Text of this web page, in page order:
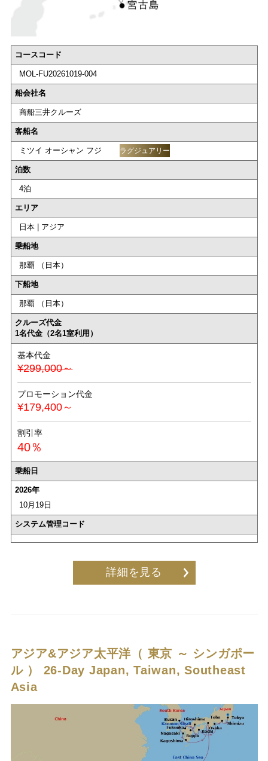
コースコード
MOL-FU20261019-004
船会社名
商船三井クルーズ
客船名
ミツイ オーシャン フジ ラグジュアリー
泊数
4泊
エリア
日本 | アジア
乗船地
那覇 （日本）
下船地
那覇 （日本）
クルーズ代金
1名代金（2名1室利用）
基本代金
¥299,000～
プロモーション代金
¥179,400～
割引率
40％
乗船日
2026年
10月19日
システム管理コード
詳細を見る
アジア&アジア太平洋（ 東京 ～ シンガポー
ル ） 26-Day Japan, Taiwan, Southeast
Asia